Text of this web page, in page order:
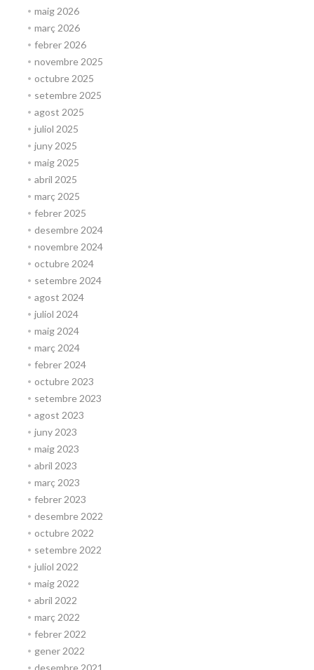
maig 2026
març 2026
febrer 2026
novembre 2025
octubre 2025
setembre 2025
agost 2025
juliol 2025
juny 2025
maig 2025
abril 2025
març 2025
febrer 2025
desembre 2024
novembre 2024
octubre 2024
setembre 2024
agost 2024
juliol 2024
maig 2024
març 2024
febrer 2024
octubre 2023
setembre 2023
agost 2023
juny 2023
maig 2023
abril 2023
març 2023
febrer 2023
desembre 2022
octubre 2022
setembre 2022
juliol 2022
maig 2022
abril 2022
març 2022
febrer 2022
gener 2022
desembre 2021